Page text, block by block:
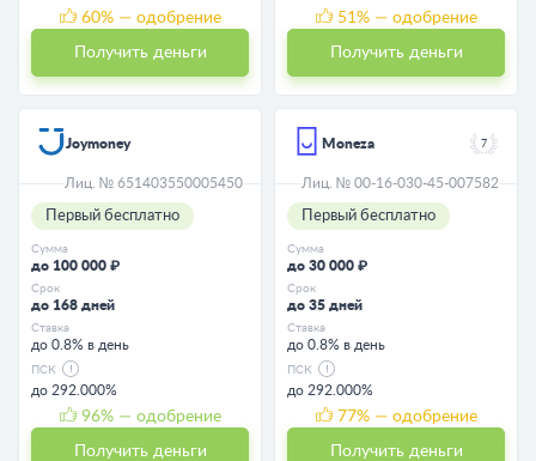
60% — одобрение
Получить деньги
51 % — одобрение
Получить деньги
Joymoney
Лиц. № 651403550005450
Первый бесплатно
Сумма
до 100 000 ₽
Срок
до 168 дней
Ставка
до 0.8% в день
ПСК
до 292.000%
96% — одобрение
Получить деньги
Moneza 7
Лиц. № 00-16-030-45-007582
Первый бесплатно
Сумма
до 30 000 ₽
Срок
до 35 дней
Ставка
до 0.8% в день
ПСК
до 292.000%
77% — одобрение
Получить деньги